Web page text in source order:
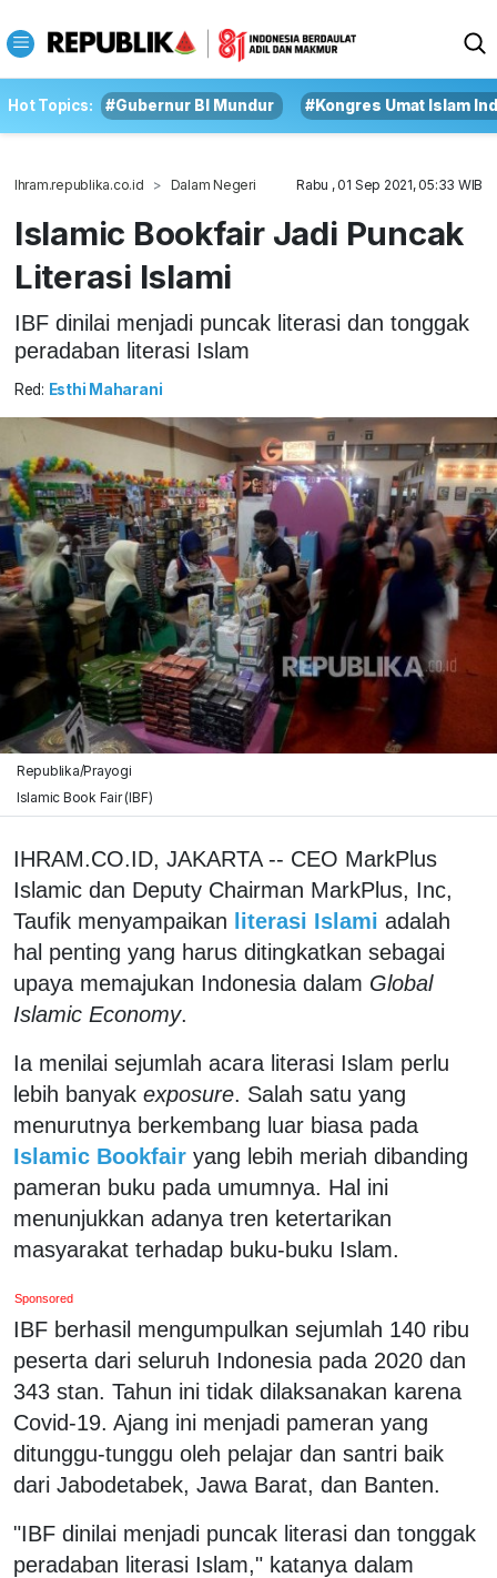
Hot Topics: #Gubernur BI Mundur #Kongres Umat Islam
Ihram.republika.co.id Dalam Negeri Rabu , 01 Sep 2021, 05:33 WIB
Islamic Bookfair Jadi Puncak
Literasi Islami
IBF dinilai menjadi puncak literasi dan tonggak
peradaban literasi Islam
Red: Esthi Maharani
Republika/Prayogi
Islamic Book Fair (IBF)
IHRAM.CO.ID, JAKARTA -- CEO MarkPlus
Islamic dan Deputy Chairman MarkPlus, Inc,
Taufik menyampaikan literasi Islami adalah
hal penting yang harus ditingkatkan sebagai
upaya memajukan Indonesia dalam Global
Islamic Economy.
Ia menilai sejumlah acara literasi Islam perlu
lebih banyak exposure. Salah satu yang
menurutnya berkembang luar biasa pada
Islamic Bookfair yang lebih meriah dibanding
pameran buku pada umumnya. Hal ini
menunjukkan adanya tren ketertarikan
masyarakat terhadap buku-buku Islam.
Sponsored
IBF berhasil mengumpulkan sejumlah 140 ribu
peserta dari seluruh Indonesia pada 2020 dan
343 stan. Tahun ini tidak dilaksanakan karena
Covid-19. Ajang ini menjadi pameran yang
ditunggu-tunggu oleh pelajar dan santri baik
dari Jabodetabek, Jawa Barat, dan Banten.
"IBF dinilai menjadi puncak literasi dan tonggak
peradaban literasi Islam," katanya dalam